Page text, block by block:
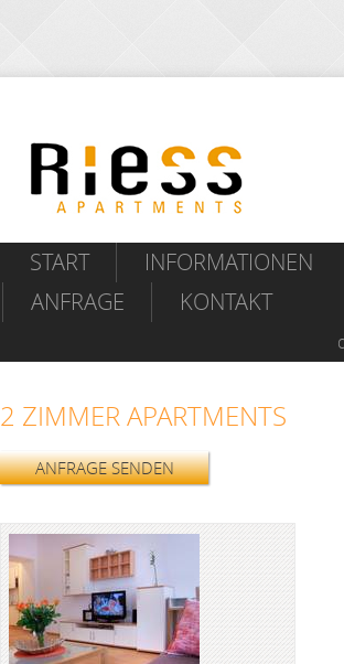
START
INFORMATIONEN
ANFRAGE
KONTAKT
2 ZIMMER APARTMENTS
ANFRAGE SENDEN